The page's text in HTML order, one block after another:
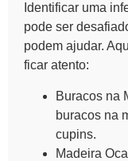
Identificar uma
pode ser
podem ajudar.
ficar atento:
Buracos na
buracos na
cupins.
Madeira